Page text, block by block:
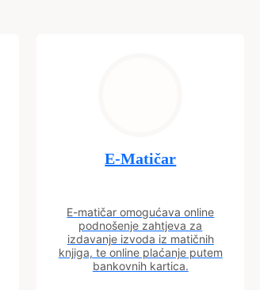
E-Matičar
E-matičar omogućava online
podnošenje zahtjeva za
izdavanje izvoda iz matičnih
knjiga, te online plaćanje putem
bankovnih kartica.